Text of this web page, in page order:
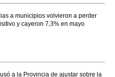
a municipios volvieron a perder
y cayeron 7,3% en mayo
a la Provincia de ajustar sobre la